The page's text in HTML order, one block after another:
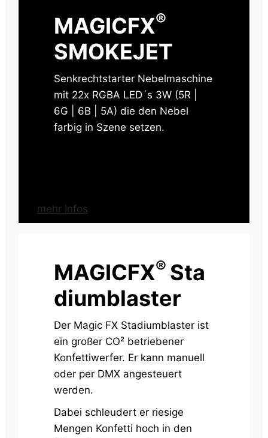
MAGICFX®
SMOKEJET
Senkrechtstarter Nebelmaschine
mit 22x RGBA LED´s 3W (5R |
6G | 6B | 5A) die den Nebel
farbig in Szene setzen.
mehr Infos
MAGICFX® Sta
diumblaster
Der Magic FX Stadiumblaster ist
ein großer CO² betriebener
Konfettiwerfer. Er kann manuell
oder per DMX angesteuert
werden.
Dabei schleudert er riesige
Mengen Konfetti hoch in den